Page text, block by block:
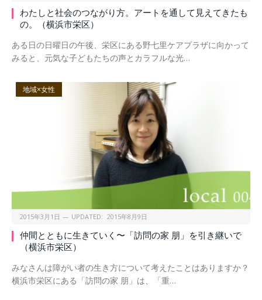
わたしと社会のつながり方。アートを通して見えてきたも
の。（横浜市栄区）
ある日の日曜日の午後、栄区にある野七里ケアプラザに向かって
みると、元気な子どもたちの声とカラフルな光…
地域×女性
2015年3月1日 UPDATED: 2015年8月9日
仲間とともに生きていく〜「訪問の家 朋」を引き継いで
（横浜市栄区）
みなさんは障がい者の生き方について考えたことはありますか？
横浜市栄区にある「訪問の家 朋」は、「重…